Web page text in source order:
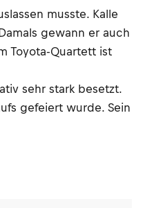
musste. Kalle
gewann er auch
Toyota-Quartett ist
sehr stark besetzt.
gefeiert wurde. Sein